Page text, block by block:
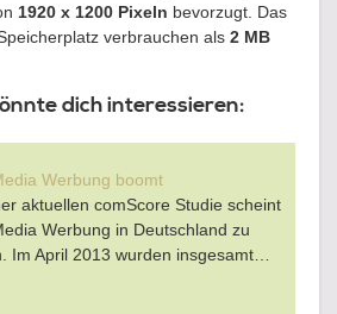
1920 x 1200 Pixeln bevorzugt. Das
verbrauchen als 2 MB
dich interessieren:
Werbung boomt
aktuellen comScore Studie scheint
Werbung in Deutschland zu
Im April 2013 wurden insgesamt…